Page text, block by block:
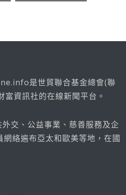
是世貿聯合基金總會(聯
富資訊社的在線新聞平台。
交、公益事業、慈善服務及企
絡遍布亞太和歐美等地，在國